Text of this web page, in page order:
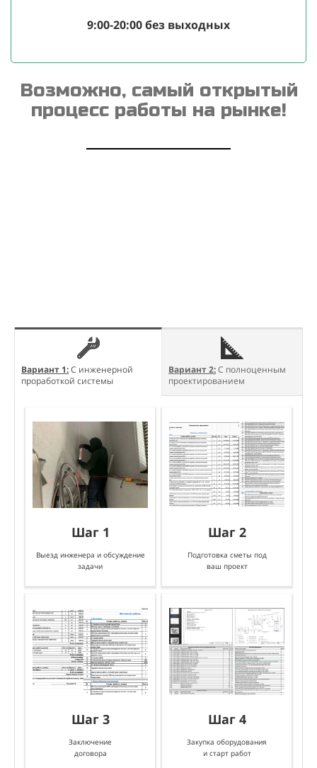
9:00-20:00 без выходных
Возможно, самый открытый
процесс работы на рынке!
Вариант 1:С инженерной
проработкой системы
Вариант 2:С полноценным
проектированием
Шаг 1
Выезд инженера и обсуждение
задачи
Шаг 2
Подготовка сметы под
ваш проект
Шаг 3
Заключение
договора
Шаг 4
Закупка оборудования
и старт работ